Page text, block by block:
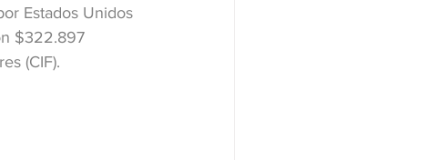
Estados Unidos
$322.897
(CIF).